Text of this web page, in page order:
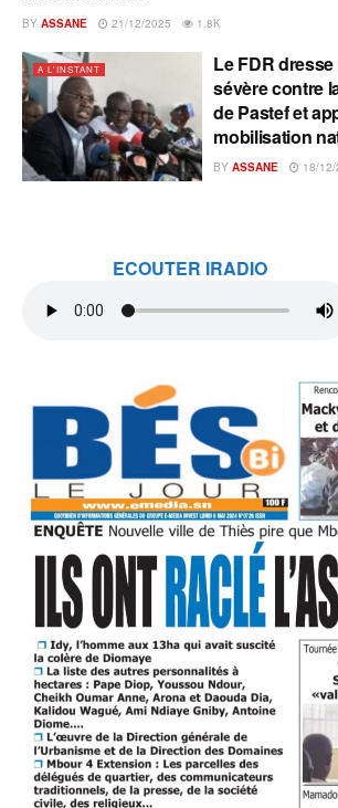
BY ASSANE 21/12/2025 1.8K
A L'INSTANT
Le FDR
sévère contre
de Pastef et
mobilisation
BY ASSANE 18/
ECOUTER IRADIO